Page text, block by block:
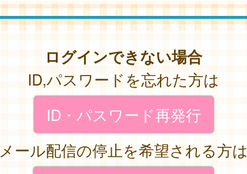
ログインできない場合
ID,パスワードを忘れた方は
ID・パスワード再発行
メール配信の停止を希望される方は